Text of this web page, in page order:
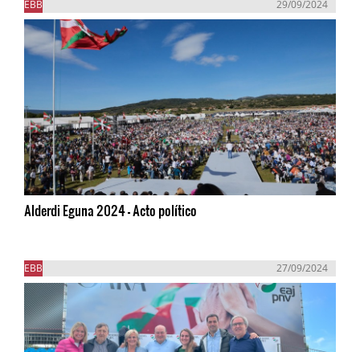
EBB 29/09/2024
Alderdi Eguna 2024 - Acto político
EBB 27/09/2024